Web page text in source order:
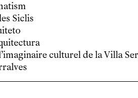
Siclis
culturel de la Villa